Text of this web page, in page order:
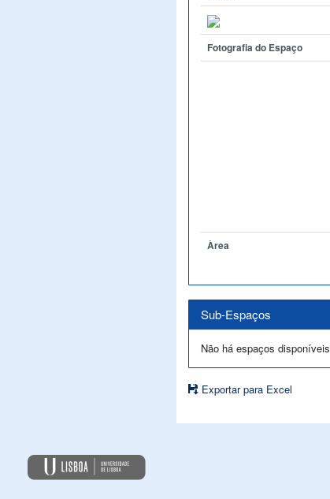
Fotografia do Espaço
Àrea
Sub-Espaços
Não há espaços disponíveis
Exportar para Excel